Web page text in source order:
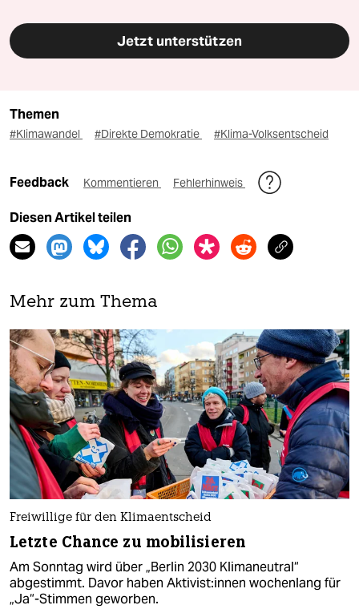
Jetzt unterstützen
Themen
#Klimawandel #Direkte Demokratie #Klima-Volksentscheid
Feedback Kommentieren Fehlerhinweis
Diesen Artikel teilen
Mehr zum Thema
Freiwillige für den Klimaentscheid
Letzte Chance zu mobilisieren
Am Sonntag wird über „Berlin 2030 Klimaneutral“
abgestimmt. Davor haben Ak­ti­vis­t:in­nen wochenlang für
„Ja“-Stimmen geworben.